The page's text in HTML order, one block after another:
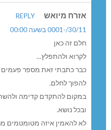
אזרח מיואש
REPLY
30/11/-0001 בשעה 00:00
חלם זה כאן
לקרוא ולהתפלץ…
כבר כתבתי זאת מספר פעמים
להפוך לחלם.
במקום להתקדם קדימה
ובכל נושא.
לא להאמין איזה מטומטמים